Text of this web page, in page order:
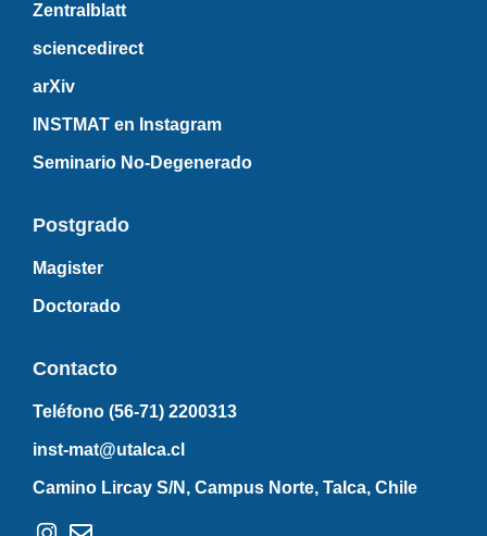
Zentralblatt
sciencedirect
arXiv
INSTMAT en Instagram
Seminario No-Degenerado
Postgrado
Magister
Doctorado
Contacto
Teléfono (56-71) 2200313
inst-mat@utalca.cl
Camino Lircay S/N, Campus Norte, Talca, Chile